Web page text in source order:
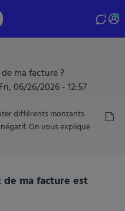
ma facture ?
Fri, 06/26/2026 - 12:57
différents montants
On vous explique
ma facture est